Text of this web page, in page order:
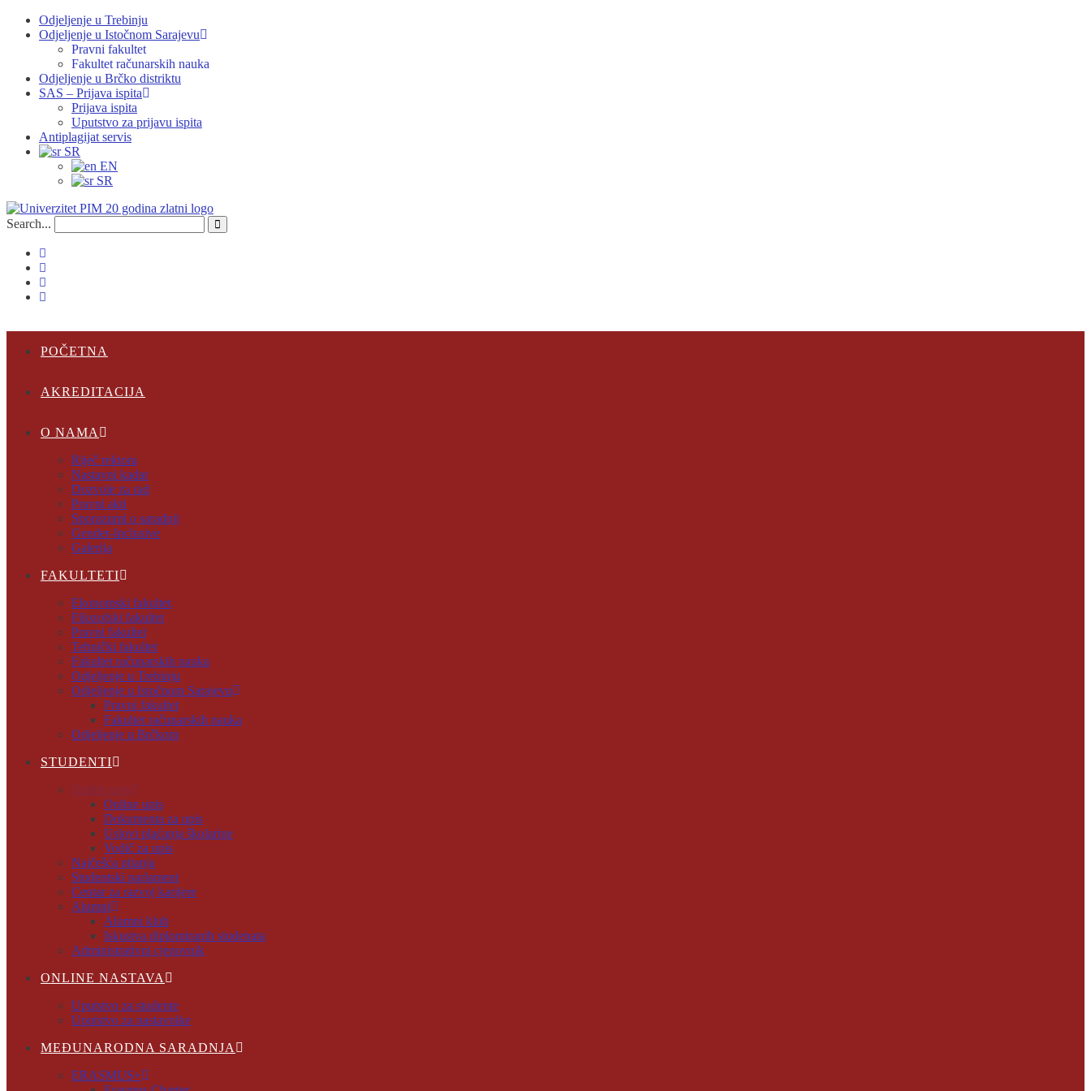
Odjeljenje u Trebinju
Odjeljenje u Istočnom Sarajevu
Pravni fakultet
Fakultet računarskih nauka
Odjeljenje u Brčko distriktu
SAS – Prijava ispita
Prijava ispita
Uputstvo za prijavu ispita
Antiplagijat servis
SR
EN
SR
Search...
POČETNA
AKREDITACIJA
O NAMA
Riječ rektora
Nastavni kadar
Dozvole za rad
Pravni akti
Sporazumi o saradnji
Gender-Inclusive
Galerija
FAKULTETI
Ekonomski fakultet
Filozofski fakultet
Pravni fakultet
Tehnički fakultet
Fakultet računarskih nauka
Odjeljenje u Trebinju
Odjeljenje u Istočnom Sarajevu
Pravni fakultet
Fakultet računarskih nauka
Odjeljenje u Brčkom
STUDENTI
Online upis
Online upis
Dokumenta za upis
Uslovi plaćanja školarine
Vodič za upis
Najčešća pitanja
Studentski parlament
Centar za razvoj karijere
Alumni
Alumni klub
Iskustva diplomiranih studenata
Administrativni cjenovnik
ONLINE NASTAVA
Uputstvo za studente
Uputstvo za nastavnike
MEĐUNARODNA SARADNJA
ERASMUS+